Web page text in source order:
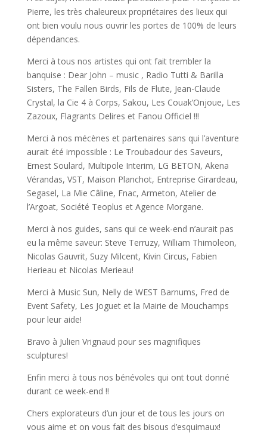
Pierre, les très chaleureux propriétaires des lieux qui
ont bien voulu nous ouvrir les portes de 100% de leurs
dépendances.
Merci à tous nos artistes qui ont fait trembler la
banquise : Dear John – music , Radio Tutti & Barilla
Sisters, The Fallen Birds, Fils de Flute, Jean-Claude
Crystal, la Cie 4 à Corps, Sakou, Les Couak’Onjoue, Les
Zazoux, Flagrants Delires et Fanou Officiel !!!
Merci à nos mécènes et partenaires sans qui l’aventure
aurait été impossible : Le Troubadour des Saveurs,
Ernest Soulard, Multipole Interim, LG BETON, Akena
Vérandas, VST, Maison Planchot, Entreprise Girardeau,
Segasel, La Mie Câline, Fnac, Armeton, Atelier de
l’Argoat, Société Teoplus et Agence Morgane.
Merci à nos guides, sans qui ce week-end n’aurait pas
eu la même saveur: Steve Terruzy, William Thimoleon,
Nicolas Gauvrit, Suzy Milcent, Kivin Circus, Fabien
Herieau et Nicolas Merieau!
Merci à Music Sun, Nelly de WEST Barnums, Fred de
Event Safety, Les Joguet et la Mairie de Mouchamps
pour leur aide!
Bravo à Julien Vrignaud pour ses magnifiques
sculptures!
Enfin merci à tous nos bénévoles qui ont tout donné
durant ce week-end !!
Chers explorateurs d’un jour et de tous les jours on
vous aime et on vous fait des bisous d’esquimaux!